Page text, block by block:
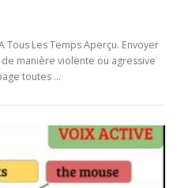
Tous Les Temps Aperçu. Envoyer
manière violente ou agressive
toutes …